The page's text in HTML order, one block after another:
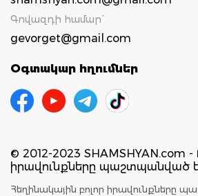
Գովազդի համար`
gevorget@gmail.com
Օգտակար հղումներ
© 2012-2023 SHAMSHYAN.com -
իրավունքները պաշտպանված
Հեղինակային բոլոր իրավունքները